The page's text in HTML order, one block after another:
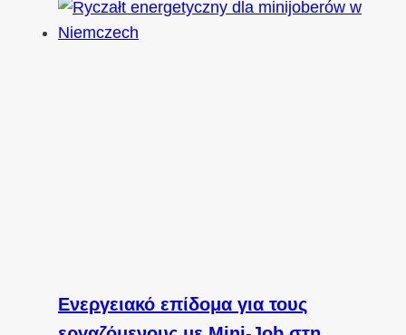
Ενεργειακό επίδομα για τους